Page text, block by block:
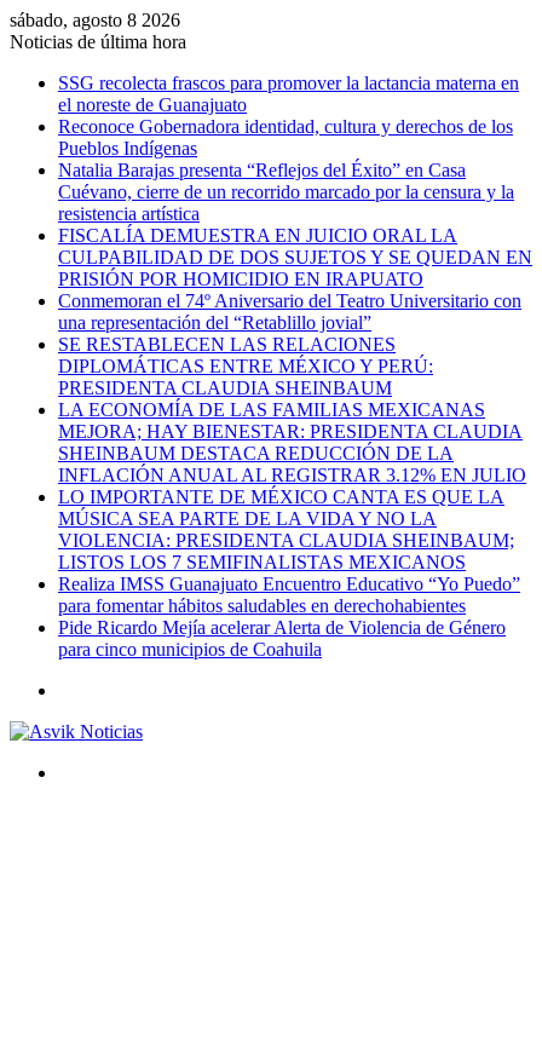
sábado, agosto 8 2026
Noticias de última hora
SSG recolecta frascos para promover la lactancia materna en
el noreste de Guanajuato
Reconoce Gobernadora identidad, cultura y derechos de los
Pueblos Indígenas
Natalia Barajas presenta “Reflejos del Éxito” en Casa
Cuévano, cierre de un recorrido marcado por la censura y la
resistencia artística
FISCALÍA DEMUESTRA EN JUICIO ORAL LA
CULPABILIDAD DE DOS SUJETOS Y SE QUEDAN EN
PRISIÓN POR HOMICIDIO EN IRAPUATO
Conmemoran el 74º Aniversario del Teatro Universitario con
una representación del “Retablillo jovial”
SE RESTABLECEN LAS RELACIONES
DIPLOMÁTICAS ENTRE MÉXICO Y PERÚ:
PRESIDENTA CLAUDIA SHEINBAUM
LA ECONOMÍA DE LAS FAMILIAS MEXICANAS
MEJORA; HAY BIENESTAR: PRESIDENTA CLAUDIA
SHEINBAUM DESTACA REDUCCIÓN DE LA
INFLACIÓN ANUAL AL REGISTRAR 3.12% EN JULIO
LO IMPORTANTE DE MÉXICO CANTA ES QUE LA
MÚSICA SEA PARTE DE LA VIDA Y NO LA
VIOLENCIA: PRESIDENTA CLAUDIA SHEINBAUM;
LISTOS LOS 7 SEMIFINALISTAS MEXICANOS
Realiza IMSS Guanajuato Encuentro Educativo “Yo Puedo”
para fomentar hábitos saludables en derechohabientes
Pide Ricardo Mejía acelerar Alerta de Violencia de Género
para cinco municipios de Coahuila